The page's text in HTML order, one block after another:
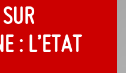
: l’Etat